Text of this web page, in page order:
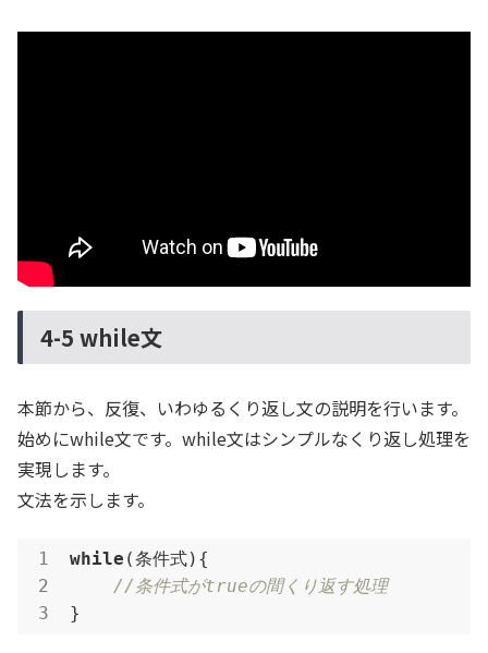
4-5 while文
本節から、反復、いわゆるくり返し文の説明を行います。
始めにwhile文です。while文はシンプルなくり返し処理を
実現します。
文法を示します。
while (条件式){
//条件式がtrueの間くり返す処理
}